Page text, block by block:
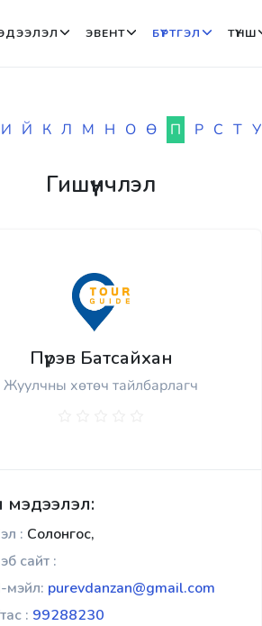
ЭВЕНТ БҮРТГЭЛ ТҮНШ
И Й К Л М Н О Ө П Р С Т У
Гишүүнчлэл
Пүрэв Батсайхан
Жуулчны хөтөч тайлбарлагч
мэдээлэл:
: Солонгос,
сайт :
мэйл: purevdanzan@gmail.com
: 99288230